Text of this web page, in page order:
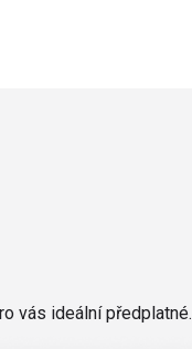
vás ideální předplatné.